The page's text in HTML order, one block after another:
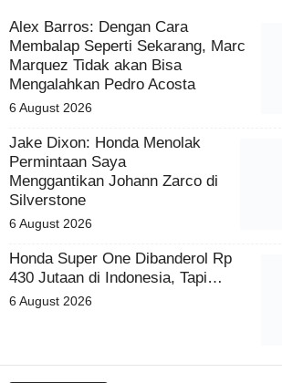
Alex Barros: Dengan Cara
Membalap Seperti Sekarang,
Marc Marquez Tidak akan Bisa
Mengalahkan Pedro Acosta
6 August 2026
Jake Dixon: Honda Menolak
Permintaan Saya
Menggantikan Johann Zarco di
Silverstone
6 August 2026
Honda Super One Dibanderol Rp
430 Jutaan di Indonesia, Tapi…
6 August 2026